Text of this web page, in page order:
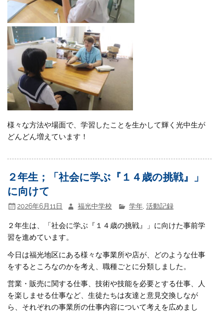
様々な方法や場面で、学習したことを生かして輝く光中生が
どんどん増えています！
２年生；「社会に学ぶ『１４歳の挑戦』」
に向けて
2026年6月11日 福光中学校 学年, 活動記録
２年生は、「社会に学ぶ『１４歳の挑戦』」に向けた事前学
習を進めています。
今日は福光地区にある様々な事業所や店が、どのような仕事
をするところなのかを考え、職種ごとに分類しました。
営業・販売に関する仕事、技術や技能を必要とする仕事、人
を楽しませる仕事など、生徒たちは友達と意見交換しなが
ら、それぞれの事業所の仕事内容について考えを広めまし